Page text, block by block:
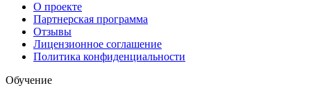
О проекте
Партнерская программа
Отзывы
Лицензионное соглашение
Политика конфиденциальности
Обучение